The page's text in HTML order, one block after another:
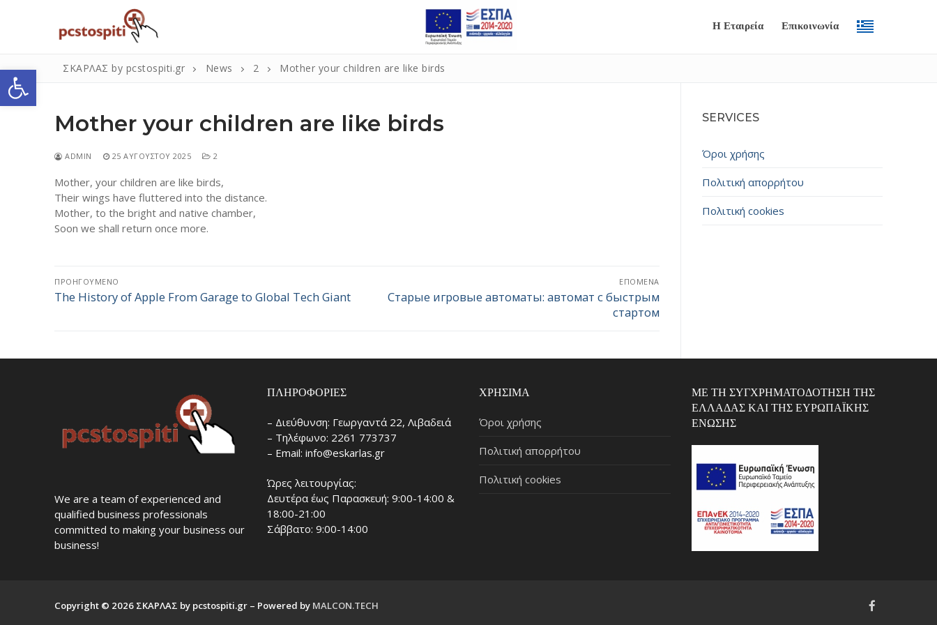
Ανοίξτε τη γραμμή εργαλείων
περιεχόμενο
Η Εταιρεία Επικοινωνία
Αναζήτηση
Επικοινωνία
ΣΚΑΡΛΑΣ by pcstospiti.gr News 2 Mother your children are like birds
Mother your children are like birds
ADMIN 25 ΑΥΓΟΎΣΤΟΥ 2025 2
Mother, your children are like birds,
Their wings have fluttered into the distance.
Mother, to the bright and native chamber,
Soon we shall return once more.
Πλοήγηση
άρθρων
ΠΡΟΗΓΟΎΜΕΝΟ
Προηγούμενο
The History of Apple From Garage to Global Tech Giant
ΕΠΌΜΕΝΑ
Επόμενο
Старые игровые автоматы: автомат с быстрым
стартом
SERVICES
Όροι χρήσης
Πολιτική απορρήτου
Πολιτική cookies
We are a team of experienced and
qualified business professionals
committed to making your business our
business!
ΠΛΗΡΟΦΟΡΊΕΣ
– Διεύθυνση: Γεωργαντά 22, Λιβαδειά
– Τηλέφωνο: 2261 773737
– Email: info@eskarlas.gr
Ώρες λειτουργίας:
Δευτέρα έως Παρασκευή: 9:00-14:00 &
18:00-21:00
Σάββατο: 9:00-14:00
ΧΡΉΣΙΜΑ
Όροι χρήσης
Πολιτική απορρήτου
Πολιτική cookies
ΜΕ ΤΗ ΣΥΓΧΡΗΜΑΤΟΔΌΤΗΣΗ ΤΗΣ
ΕΛΛΆΔΑΣ ΚΑΙ ΤΗΣ ΕΥΡΩΠΑΪΚΉΣ
ΈΝΩΣΗΣ
Copyright © 2026 ΣΚΑΡΛΑΣ by pcstospiti.gr – Powered by MALCON.TECH